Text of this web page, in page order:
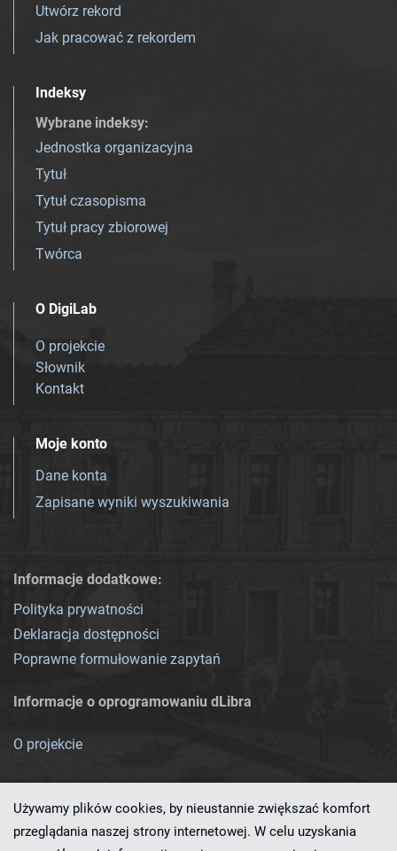
Utwórz rekord
Jak pracować z rekordem
Indeksy
Wybrane indeksy:
Jednostka organizacyjna
Tytuł
Tytuł czasopisma
Tytuł pracy zbiorowej
Twórca
O DigiLab
O projekcie
Słownik
Kontakt
Moje konto
Dane konta
Zapisane wyniki wyszukiwania
Informacje dodatkowe:
Polityka prywatności
Deklaracja dostępności
Poprawne formułowanie zapytań
Informacje o oprogramowaniu dLibra
O projekcie
Używamy plików cookies, by nieustannie zwiększać komfort
przeglądania naszej strony internetowej. W celu uzyskania